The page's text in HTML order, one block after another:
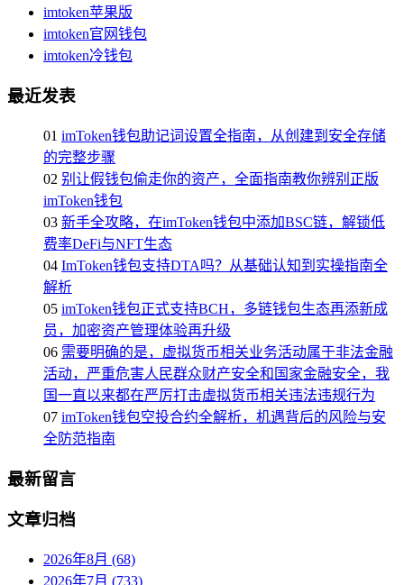
imtoken苹果版
imtoken官网钱包
imtoken冷钱包
最近发表
01 imToken钱包助记词设置全指南，从创建到安全存储
的完整步骤
02 别让假钱包偷走你的资产，全面指南教你辨别正版
imToken钱包
03 新手全攻略，在imToken钱包中添加BSC链，解锁低
费率DeFi与NFT生态
04 ImToken钱包支持DTA吗？从基础认知到实操指南全
解析
05 imToken钱包正式支持BCH，多链钱包生态再添新成
员，加密资产管理体验再升级
06 需要明确的是，虚拟货币相关业务活动属于非法金融
活动，严重危害人民群众财产安全和国家金融安全，我
国一直以来都在严厉打击虚拟货币相关违法违规行为
07 imToken钱包空投合约全解析，机遇背后的风险与安
全防范指南
最新留言
文章归档
2026年8月 (68)
2026年7月 (733)